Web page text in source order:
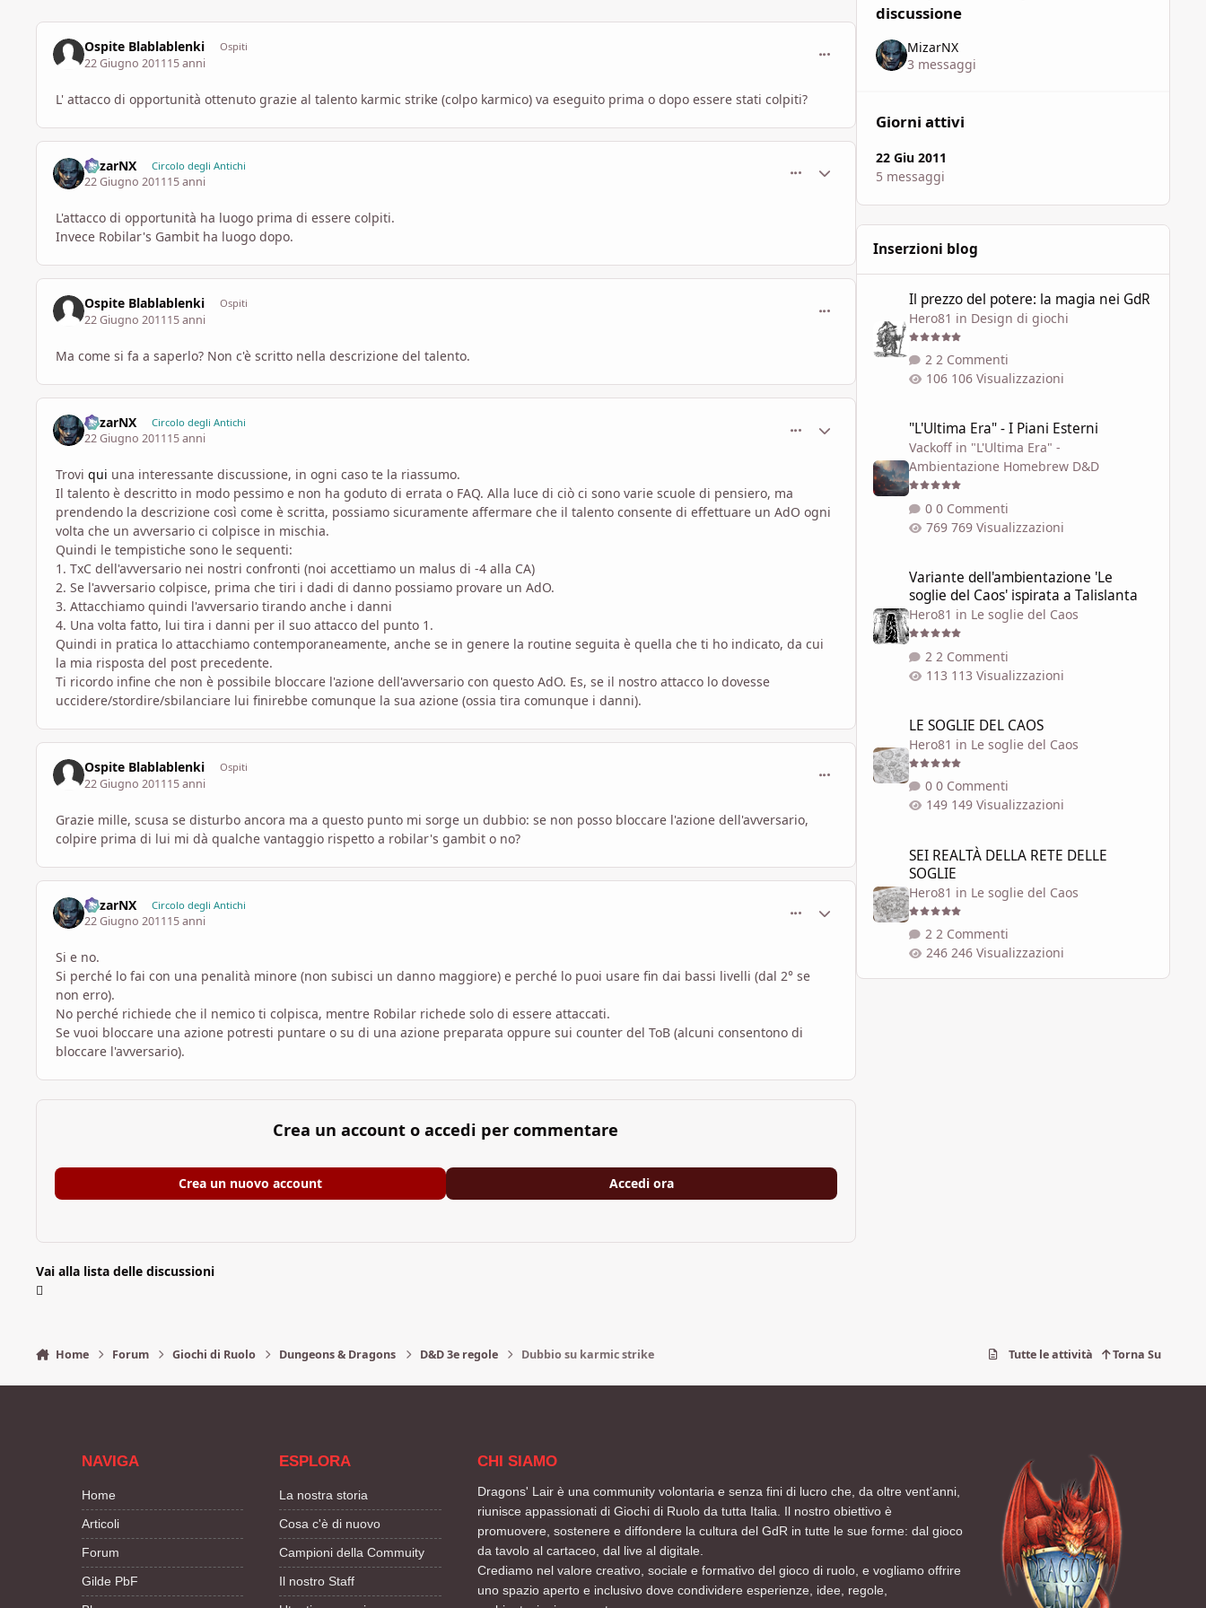
Ospite Blablablenki Ospiti
22 Giugno 201115 anni
comment_612337
L' attacco di opportunità ottenuto grazie al talento karmic strike (colpo karmico) va eseguito prima o dopo essere stati colpiti?
MizarNX Circolo degli Antichi
22 Giugno 201115 anni
comment_612338
Statistiche Autore
L'attacco di opportunità ha luogo prima di essere colpiti.
Invece Robilar's Gambit ha luogo dopo.
Ospite Blablablenki Ospiti
22 Giugno 201115 anni
comment_612409
Ma come si fa a saperlo? Non c'è scritto nella descrizione del talento.
MizarNX Circolo degli Antichi
22 Giugno 201115 anni
Statistiche Autore
Trovi qui una interessante discussione, in ogni caso te la riassumo.
Il talento è descritto in modo pessimo e non ha goduto di errata o FAQ. Alla luce di ciò ci sono varie scuole di pensiero, ma
prendendo la descrizione così come è scritta, possiamo sicuramente affermare che il talento consente di effettuare un AdO ogni
volta che un avversario ci colpisce in mischia.
Quindi le tempistiche sono le sequenti:
1. TxC dell'avversario nei nostri confronti (noi accettiamo un malus di -4 alla CA)
2. Se l'avversario colpisce, prima che tiri i dadi di danno possiamo provare un AdO.
3. Attacchiamo quindi l'avversario tirando anche i danni
4. Una volta fatto, lui tira i danni per il suo attacco del punto 1.
Quindi in pratica lo attacchiamo contemporaneamente, anche se in genere la routine seguita è quella che ti ho indicato, da cui
la mia risposta del post precedente.
Ti ricordo infine che non è possibile bloccare l'azione dell'avversario con questo AdO. Es, se il nostro attacco lo dovesse
uccidere/stordire/sbilanciare lui finirebbe comunque la sua azione (ossia tira comunque i danni).
Ospite Blablablenki Ospiti
22 Giugno 201115 anni
comment_612432
Grazie mille, scusa se disturbo ancora ma a questo punto mi sorge un dubbio: se non posso bloccare l'azione dell'avversario,
colpire prima di lui mi dà qualche vantaggio rispetto a robilar's gambit o no?
MizarNX Circolo degli Antichi
22 Giugno 201115 anni
comment_612436
Statistiche Autore
Si e no.
Si perché lo fai con una penalità minore (non subisci un danno maggiore) e perché lo puoi usare fin dai bassi livelli (dal 2° se
non erro).
No perché richiede che il nemico ti colpisca, mentre Robilar richede solo di essere attaccati.
Se vuoi bloccare una azione potresti puntare o su di una azione preparata oppure sui counter del ToB (alcuni consentono di
bloccare l'avversario).
Crea un account o accedi per commentare
Crea un nuovo account Accedi ora
Vai alla lista delle discussioni
discussione
MizarNX
3 messaggi
Giorni attivi
22 Giu 2011
5 messaggi
Inserzioni blog
Il prezzo del potere: la magia nei GdR
Il prezzo del potere: la magia nei GdR
Hero81 in Design di giochi
2 Commenti
106 Visualizzazioni
"L'Ultima Era" - I Piani Esterni
Vackoffin "L'Ultima Era" -
Ambientazione Homebrew D&D
0 Commenti
769 Visualizzazioni
Variante dell'ambientazione 'Le
soglie del Caos' ispirata a Talislanta
Hero81 in Le soglie del Caos
2 Commenti
113 Visualizzazioni
LE SOGLIE DEL CAOS
Hero81 in Le soglie del Caos
0 Commenti
149 Visualizzazioni
SEI REALTÀ DELLA RETE DELLE
SOGLIE
Hero81 in Le soglie del Caos
2 Commenti
246 Visualizzazioni
Home Forum Giochi di Ruolo Dungeons & Dragons D&D 3e regole Dubbio su karmic strike Tutte le attività Torna Su
NAVIGA
Home
Articoli
Forum
Gilde PbF
ESPLORA
La nostra storia
Cosa c'è di nuovo
Campioni della Commuity
Il nostro Staff
CHI SIAMO
Dragons' Lair è una community volontaria e senza fini di lucro che, da oltre vent’anni,
riunisce appassionati di Giochi di Ruolo da tutta Italia. Il nostro obiettivo è
promuovere, sostenere e diffondere la cultura del GdR in tutte le sue forme: dal gioco
da tavolo al cartaceo, dal live al digitale.
Crediamo nel valore creativo, sociale e formativo del gioco di ruolo, e vogliamo offrire
uno spazio aperto e inclusivo dove condividere esperienze, idee, regole,